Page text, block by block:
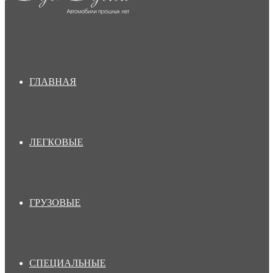
ГЛАВНАЯ
ЛЕГКОВЫЕ
ГРУЗОВЫЕ
СПЕЦИАЛЬНЫЕ